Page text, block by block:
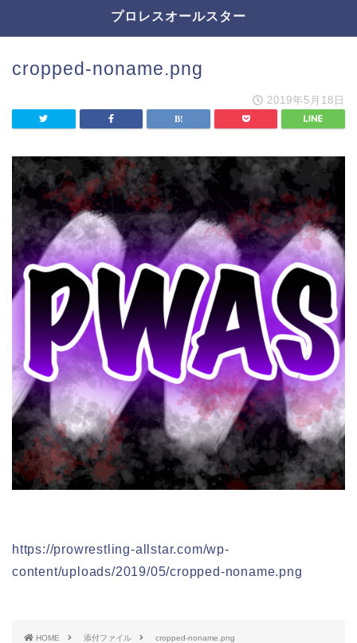
プロレスオールスター
cropped-noname.png
2019年5月18日
https://prowrestling-allstar.com/wp-
content/uploads/2019/05/cropped-noname.png
HOME 添付ファイル cropped-noname.png